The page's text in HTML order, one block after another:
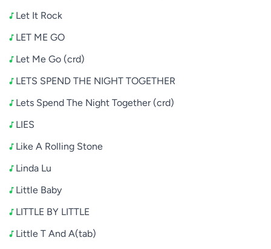
Let It Rock
LET ME GO
Let Me Go (crd)
LETS SPEND THE NIGHT TOGETHER
Lets Spend The Night Together (crd)
LIES
Like A Rolling Stone
Linda Lu
Little Baby
LITTLE BY LITTLE
Little T And A(tab)